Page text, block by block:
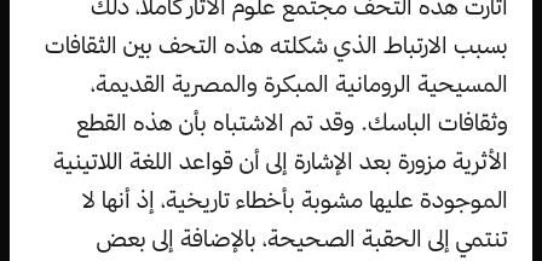
أثارت هذه التحف مجتمع علوم الآثار كاملاً، ذلك
بسبب الارتباط الذي شكلته هذه التحف بين الثقافات
المسيحية الرومانية المبكرة والمصرية القديمة،
وثقافات الباسك. وقد تم الاشتباه بأن هذه القطع
الأثرية مزورة بعد الإشارة إلى أن قواعد اللغة اللاتينية
الموجودة عليها مشوبة بأخطاء تاريخية، إذ أنها لا
تنتمي إلى الحقبة الصحيحة، بالإضافة إلى بعض